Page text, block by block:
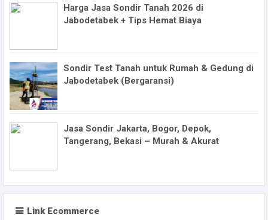
Harga Jasa Sondir Tanah 2026 di
Jabodetabek + Tips Hemat Biaya
Sondir Test Tanah untuk Rumah & Gedung di
Jabodetabek (Bergaransi)
Jasa Sondir Jakarta, Bogor, Depok,
Tangerang, Bekasi – Murah & Akurat
Link Ecommerce